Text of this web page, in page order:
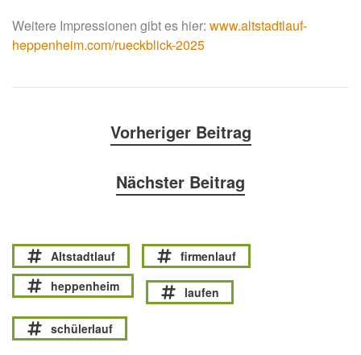
Weitere Impressionen gibt es hier: www.altstadtlauf-
heppenheim.com/rueckblick-2025
Vorheriger Beitrag
Nächster Beitrag
Altstadtlauf
firmenlauf
heppenheim
laufen
schülerlauf